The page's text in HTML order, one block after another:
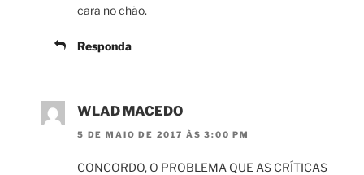
cara no chão.
Responda
WLAD MACEDO
5 DE MAIO DE 2017 ÀS 3:00 PM
CONCORDO, O PROBLEMA QUE AS CRÍTICAS